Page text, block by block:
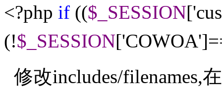
<?php if (($_SESSION['
(!$_SESSION['COWOA']
修改includes/filenames,